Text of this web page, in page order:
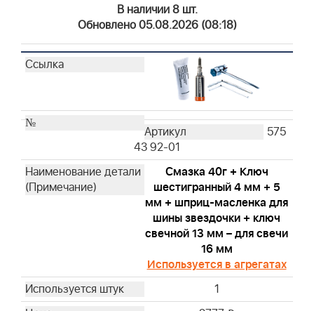
В наличии 8 шт.
Обновлено 05.08.2026 (08:18)
575
43 92-01
Смазка 40г + Ключ
шестигранный 4 мм + 5
мм + шприц-масленка для
шины звездочки + ключ
свечной 13 мм – для свечи
16 мм
Используется в агрегатах
1